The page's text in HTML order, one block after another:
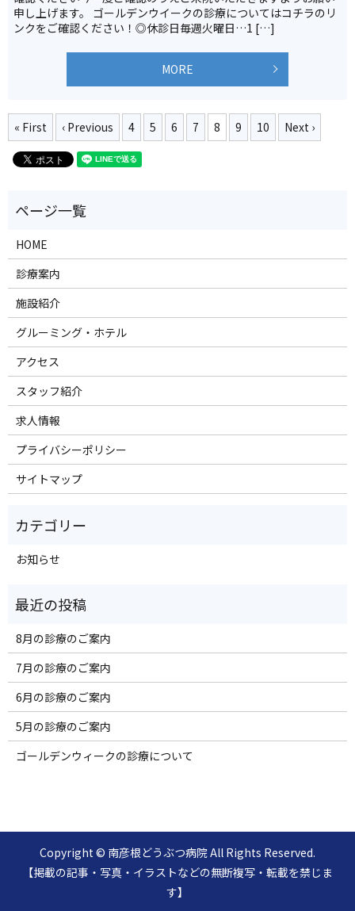
申し上げます。 ゴールデンウイークの診療についてはコチラのリ
ンクをご確認ください！◎休診日毎週火曜日…1 […]
MORE
« First ‹ Previous 4 5 6 7 8 9 10 Next ›
HOME
診療案内
施設紹介
グルーミング・ホテル
アクセス
スタッフ紹介
求人情報
プライバシーポリシー
サイトマップ
お知らせ
8月の診療のご案内
7月の診療のご案内
6月の診療のご案内
5月の診療のご案内
ゴールデンウィークの診療について
Copyright © 南彦根どうぶつ病院 All Rights Reserved.
【掲載の記事・写真・イラストなどの無断複写・転載を禁じま
す】